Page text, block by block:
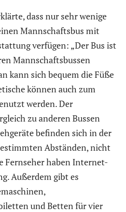
dass nur sehr wenige
Mannschaftsbus mit
verfügen: „Der Bus ist
Mannschaftsbussen
kann sich bequem die Füße
können auch zum
werden. Der
zu anderen Bussen
befinden sich in der
Abständen, nicht
Fernseher haben Internet-
Außerdem gibt es
und Betten für vier